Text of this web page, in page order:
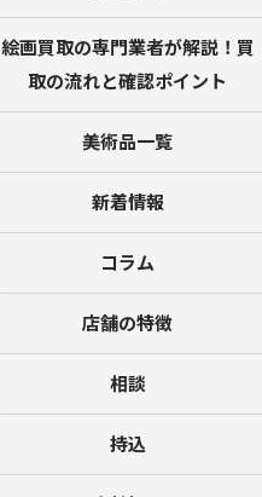
絵画買取の専門業者が解説！買
取の流れと確認ポイント
美術品一覧
新着情報
コラム
店舗の特徴
相談
持込